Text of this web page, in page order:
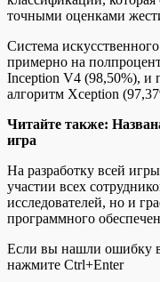
точными оценками
Система
примерно на
Inception V4 (98,50%), и
алгоритм Xception
Читайте также:
игра
На разработку всей
участии всех
исследователей, но и
программного
Если вы нашли ошибку
нажмите Ctrl+Enter